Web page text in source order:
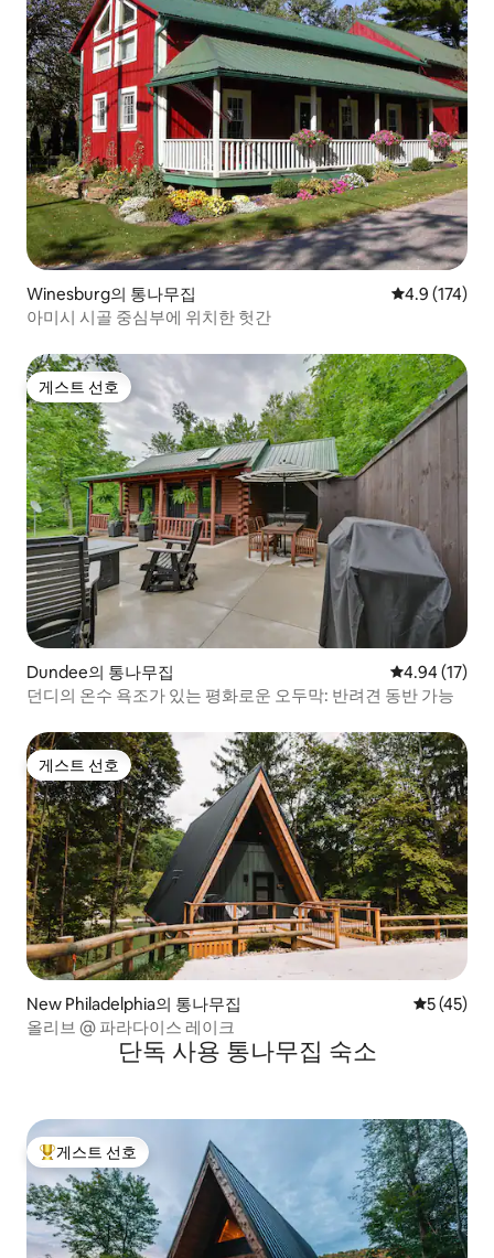
Winesburg의 통나무집 평점 4.9점(5
4.9 (174)
아미시 시골 중심부에 위치한 헛간
게스트 선호
게스트 선호
Dundee의 통나무집 평점 4.94점
4.94 (17)
던디의 온수 욕조가 있는 평화로운 오두막: 반려견 동반 가능
게스트 선호
게스트 선호
New Philadelphia의 통나무집 평점 5점
5 (45)
올리브 @ 파라다이스 레이크
단독 사용 통나무집 숙소
상위 게스트 선호
게스트 선호